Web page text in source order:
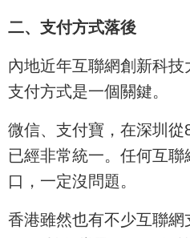
二、支付方式落後
內地近年互聯網創新科
支付方式是一個關鍵。
微信、支付寶，在深圳
已經非常統一。任何互
口，一定沒問題。
香港雖然也有不少互聯網